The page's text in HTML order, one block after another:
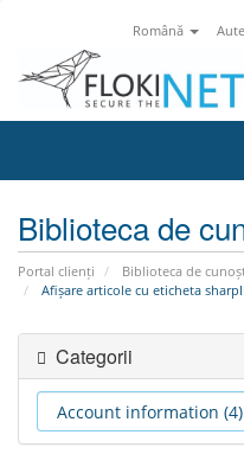
Română
Biblioteca de
Portal clienți
Biblioteca de
Afișare articole cu eticheta
Categorii